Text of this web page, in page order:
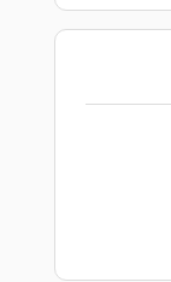
1403-08-09
1403-08-06
نوبت